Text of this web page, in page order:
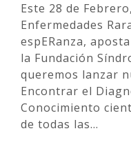
Este 28 de
Enfermedades
espERanza,
la Fundación
queremos lanzar
Encontrar el
Conocimiento
de todas las...